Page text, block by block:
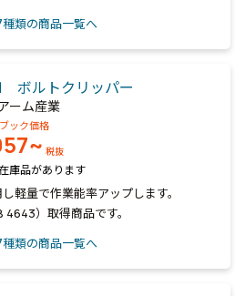
種類の商品一覧へ
ボルトクリッパー
ーム産業
ック価格
税抜
庫品があります
軽量で作業能率アップします。
）取得商品です。
種類の商品一覧へ